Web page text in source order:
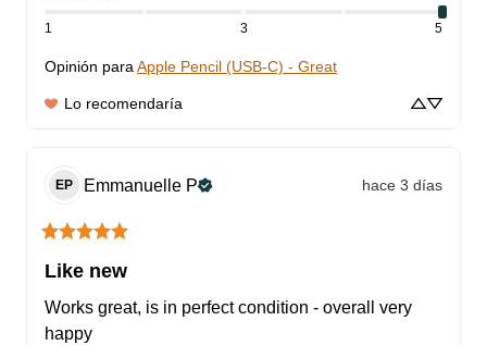
1 3 5
Opinión para Apple Pencil (USB-C) - Great
Lo recomendaría
EP Emmanuelle P hace 3 días
Like new
Works great, is in perfect condition - overall very
happy